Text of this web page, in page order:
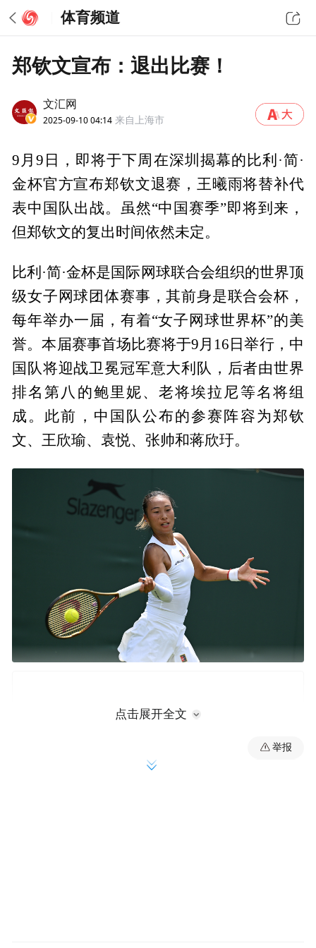
体育频道
郑钦文宣布：退出比赛！
文汇网
2025-09-10 04:14 来自上海市
9月9日，即将于下周在深圳揭幕的比利·简·
金杯官方宣布郑钦文退赛，王曦雨将替补代
表中国队出战。虽然“中国赛季”即将到来，
但郑钦文的复出时间依然未定。
比利·简·金杯是国际网球联合会组织的世界顶
级女子网球团体赛事，其前身是联合会杯，
每年举办一届，有着“女子网球世界杯”的美
誉。本届赛事首场比赛将于9月16日举行，中
国队将迎战卫冕冠军意大利队，后者由世界
排名第八的鲍里妮、老将埃拉尼等名将组
成。此前，中国队公布的参赛阵容为郑钦
文、王欣瑜、袁悦、张帅和蒋欣玗。
点击展开全文
举报